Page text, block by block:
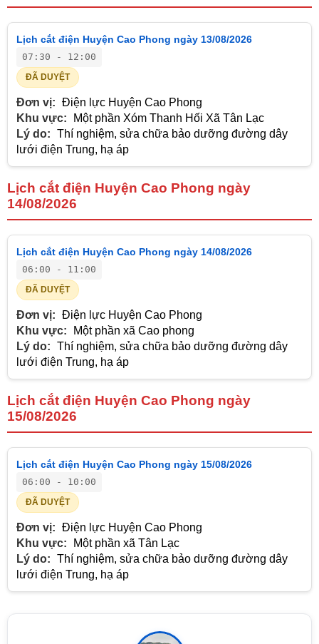
Lịch cắt điện Huyện Cao Phong ngày 13/08/2026
07:30 - 12:00
ĐÃ DUYỆT
Đơn vị: Điện lực Huyện Cao Phong
Khu vực:
Một phần Xóm Thanh Hối Xã Tân Lạc
Lý do: Thí nghiệm, sửa chữa bảo dưỡng đường dây
lưới điện Trung, hạ áp
Lịch cắt điện Huyện Cao Phong ngày
14/08/2026
Lịch cắt điện Huyện Cao Phong ngày 14/08/2026
06:00 - 11:00
ĐÃ DUYỆT
Đơn vị: Điện lực Huyện Cao Phong
Khu vực:
Một phần xã Cao phong
Lý do: Thí nghiệm, sửa chữa bảo dưỡng đường dây
lưới điện Trung, hạ áp
Lịch cắt điện Huyện Cao Phong ngày
15/08/2026
Lịch cắt điện Huyện Cao Phong ngày 15/08/2026
06:00 - 10:00
ĐÃ DUYỆT
Đơn vị: Điện lực Huyện Cao Phong
Khu vực:
Một phần xã Tân Lạc
Lý do: Thí nghiệm, sửa chữa bảo dưỡng đường dây
lưới điện Trung, hạ áp